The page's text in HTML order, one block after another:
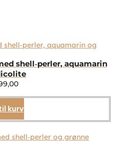
shell‑perler, aquamarin
kurv